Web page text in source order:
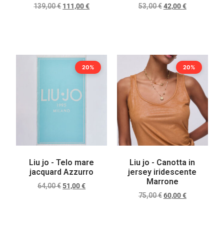
139,00€ 111,00€ 53,00€ 42,00€
20%
Liu jo - Telo mare
jacquard Azzurro
64,00€51,00€
20%
Liu jo - Canotta in
jersey iridescente
Marrone
75,00€ 60,00€